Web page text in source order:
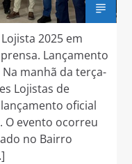
2025 em
Lançamento
manhã da terça-
Lojistas de
oficial
O evento ocorreu
no Bairro